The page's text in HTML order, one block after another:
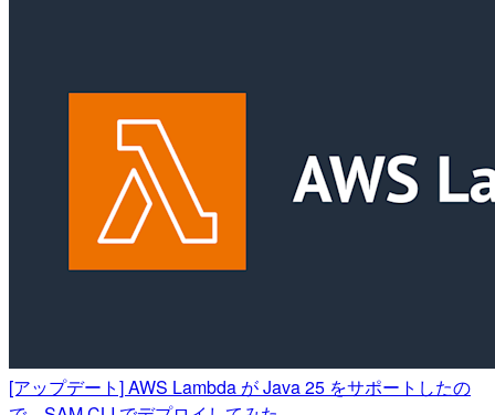
[アップデート] AWS Lambda が Java 25 をサポートしたの